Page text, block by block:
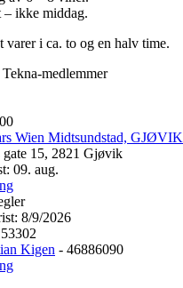
– ikke middag.
varer i ca. to og en halv time.
medlemmer
Wien Midtsundstad, GJØVIK
gate 15, 2821 Gjøvik
09. aug.
8/9/2026
Kigen - 46886090